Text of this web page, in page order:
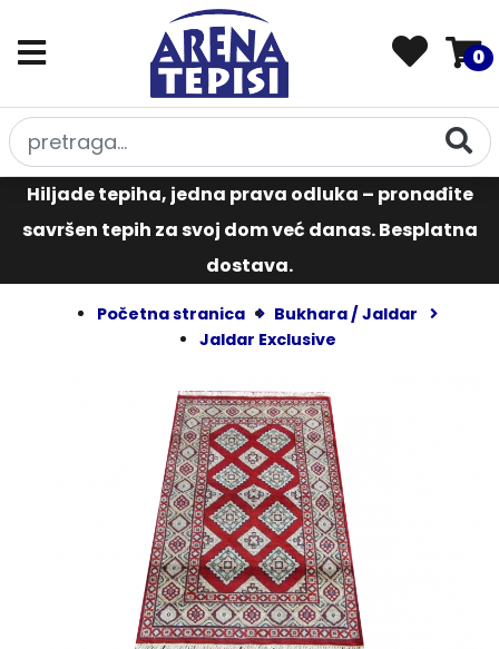
0
Hiljade tepiha, jedna prava odluka – pronađite
savršen tepih za svoj dom već danas. Besplatna
dostava.
Početna stranica
Bukhara / Jaldar
Jaldar Exclusive